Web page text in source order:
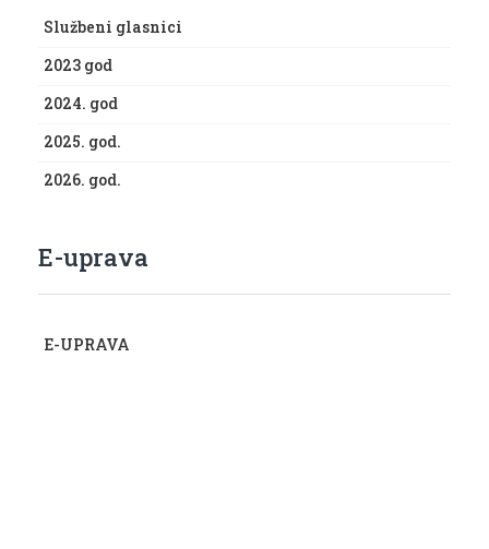
Službeni glasnici
2023 god
2024. god
2025. god.
2026. god.
E-uprava
E-UPRAVA